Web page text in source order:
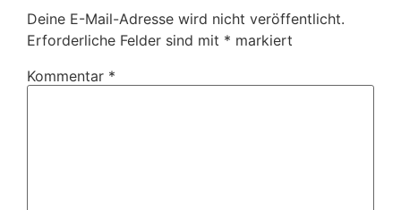
Deine E-Mail-Adresse wird nicht veröffentlicht.
Erforderliche Felder sind mit * markiert
Kommentar *